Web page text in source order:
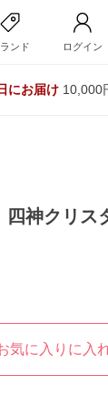
ンド ログイン
にお届け10,000
四神クリ
気に入りに入